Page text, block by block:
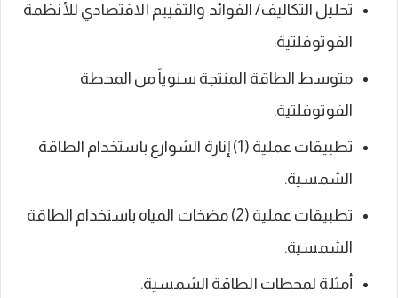
تحليل التكاليف/ الفوائد والتقييم الاقتصادي للأنظمة
الفوتوفلتية.
متوسط الطاقة المنتجة سنوياً من المحطة
الفوتوفلتية.
تطبيقات عملية (1) إنارة الشوارع باستخدام الطاقة
الشمسية.
تطبيقات عملية (2) مضخات المياه باستخدام الطاقة
الشمسية.
أمثلة لمحطات الطاقة الشمسية.